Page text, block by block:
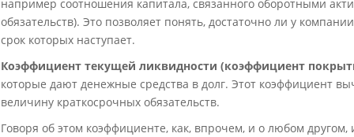
например соотношения капитала, связанного оборотными
обязательств). Это позволяет понять, достаточно ли у
срок которых наступает.
Коэффициент текущей ликвидности (коэффициент
которые дают денежные средства в долг. Этот коэффициент
величину краткосрочных обязательств.
Говоря об этом коэффициенте, как, впрочем, и о любом